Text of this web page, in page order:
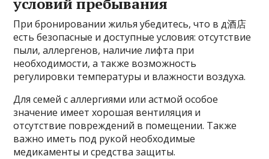
При бронировании жилья убедитесь, что в д酒店
есть безопасные и доступные условия: отсутствие
пыли, аллергенов, наличие лифта при
необходимости, а также возможность
регулировки температуры и влажности воздуха.
Для семей с аллергиями или астмой особое
значение имеет хорошая вентиляция и
отсутствие повреждений в помещении. Также
важно иметь под рукой необходимые
медикаменты и средства защиты.